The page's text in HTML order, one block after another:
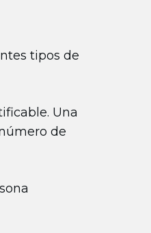
tipos de
Una
de